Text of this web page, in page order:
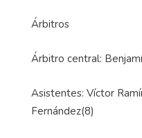
Árbitros
Árbitro central:
Asistentes: Víctor
Fernández(8)